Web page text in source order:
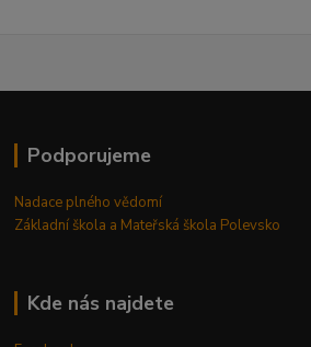
Podporujeme
Nadace plného vědomí
Základní škola a Mateřská škola Polevsko
Kde nás najdete